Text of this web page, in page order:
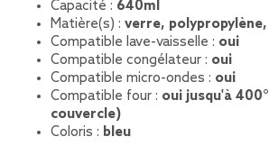
Capacité : 640ml
Matière(s) : verre,
Compatible lave-vaisselle : oui
Compatible congélateur : oui
Compatible micro-ondes : oui
Compatible four : oui jusqu'à
couvercle)
Coloris : bleu